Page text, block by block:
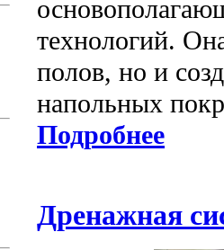
технологий.
полов, но и
напольных
Подробнее
Дренажная